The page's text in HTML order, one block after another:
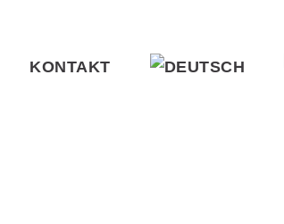
KONTAKT